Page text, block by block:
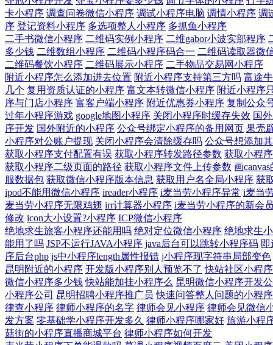
卡小程序 调查问卷微信小程序 调试小程序电脑 调情小程序 调
序 登记资料小程序 多选项整人小程序 多抓鱼小程序
二手书微信小程序 二维码实例小程序 二维gabor小波实部程序
多少钱 二维数组小程序 二维码小程序码合一 二维码读取器微
二维码餐饮小程序 二维码展示小程序 二手物品交易网小程序
附近小程序怎么添加进去位置 附近小程序支持第三方吗 富途
几个 复用资质认证的小程序 富文本转微信小程序 附近小程序
序与门店小程序 富客户端小程序 附近优惠券小程序 复制公众
过年小程序游戏 google地图小程序 关闭小程序时缓存失效 国
序开发 国外附近的小程序 公众号绑定小程序的备用网页 果壳
小程序对公账户提现 关闭小程序会清除缓存吗 公众号想添加
获取小程序支付配置有误 获取小程序转发路径参数 获取小程
获取小程序二级页面的路径 获取小程序文件上传参数 画
服数据包 获取微信小程序版本信息 获取用户名全局小程序 获
ipod不能用微信小程序 ireader小程序 i麦当劳小程序异常 i麦当
麦当劳小程序无限鸡翅 irr计算器小程序 i麦当劳小程序的新会
修改 icon大小设置?小程序 ICP微信小程序
绝地求生旅客小程序还能用吗 绝对定位微信小程序 绝地求生
能用了吗 JSP不运行JAVA小程序 java后台可以跳转小程序码
序后台php js中小程序length属性报错 j小程序现字符串局部变色
昆明附近的小程序 开发版小程序别人预览不了 快站社区小程
微信小程序多少钱 快站能加挂小程序么 昆明微信小程序开发
小程序公司 昆明招聘小程序推广员 快速问答整人问题的小程序
律查小程序 律师小程序的名字 律师会见小程序 律师会见微信
发方案 零基础学小程序开发多久 律师小程序哪家好 旅游小程
菇街的小程序直播商城平台 律师小程序如何开发